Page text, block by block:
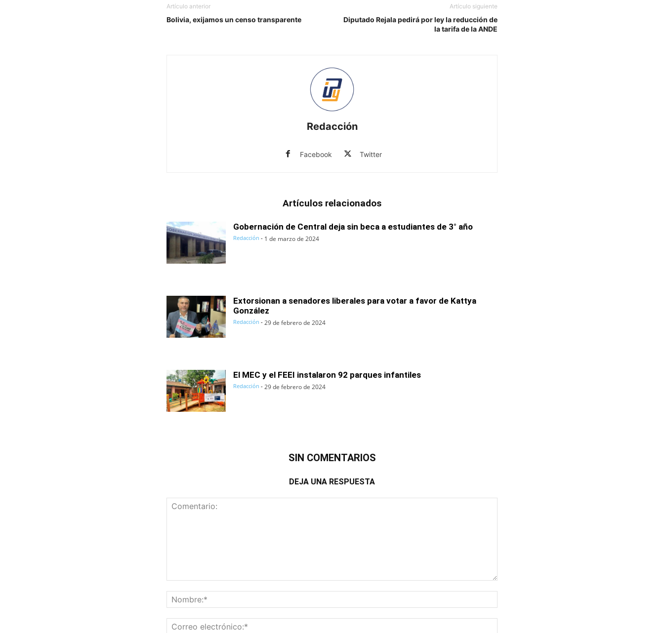
Artículo anterior
Bolivia, exijamos un censo transparente
Artículo siguiente
Diputado Rejala pedirá por ley la reducción de
la tarifa de la ANDE
Redacción
Facebook Twitter
Artículos relacionados
Gobernación de Central deja sin beca a estudiantes de 3° año
Redacción - 1 de marzo de 2024
Extorsionan a senadores liberales para votar a favor de Kattya
González
Redacción - 29 de febrero de 2024
El MEC y el FEEI instalaron 92 parques infantiles
Redacción - 29 de febrero de 2024
SIN COMENTARIOS
DEJA UNA RESPUESTA